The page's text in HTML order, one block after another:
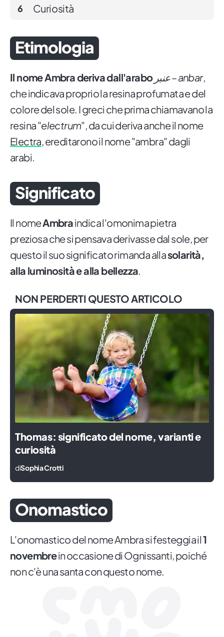
6 Curiosità
Etimologia
Il nome Ambra deriva dall'arabo عنبر – anbar,
che indicava proprio la resina profumata e del
colore del sole. I greci che prima chiamavano la
resina "electrum", da cui deriva anche il nome
Electra, ereditarono il nome "ambra" dagli
arabi.
Significato
Il nomeAmbraindica l'omonima pietra
preziosa che si pensava derivasse dal sole, per
questo il suo significato rimanda allasolarità,
alla luminosità e alla bellezza.
NON PERDERTI QUESTO ARTICOLO
Thomas: significato del nome, varianti e
curiosità
diSophia Crotti
Onomastico
L'onomastico del nome Ambra si festeggia il1
novembrein occasione di Ognissanti, poiché
non c'è una santa con questo nome.